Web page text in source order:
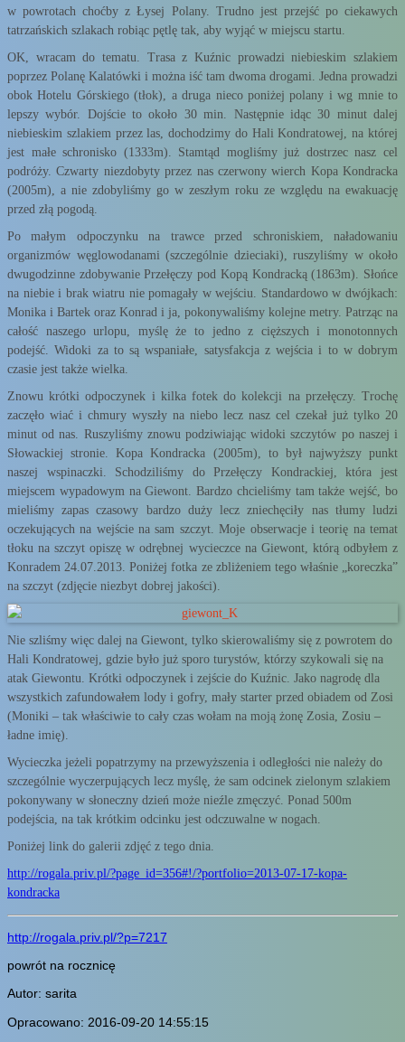
w powrotach choćby z Łysej Polany. Trudno jest przejść po ciekawych
tatrzańskich szlakach robiąc pętlę tak, aby wyjąć w miejscu startu.
OK, wracam do tematu. Trasa z Kuźnic prowadzi niebieskim szlakiem
poprzez Polanę Kalatówki i można iść tam dwoma drogami. Jedna prowadzi
obok Hotelu Górskiego (tłok), a druga nieco poniżej polany i wg mnie to
lepszy wybór. Dojście to około 30 min. Następnie idąc 30 minut dalej
niebieskim szlakiem przez las, dochodzimy do Hali Kondratowej, na której
jest małe schronisko (1333m). Stamtąd mogliśmy już dostrzec nasz cel
podróży. Czwarty niezdobyty przez nas czerwony wierch Kopa Kondracka
(2005m), a nie zdobyliśmy go w zeszłym roku ze względu na ewakuację
przed złą pogodą.
Po małym odpoczynku na trawce przed schroniskiem, naładowaniu
organizmów węglowodanami (szczególnie dzieciaki), ruszyliśmy w około
dwugodzinne zdobywanie Przełęczy pod Kopą Kondracką (1863m). Słońce
na niebie i brak wiatru nie pomagały w wejściu. Standardowo w dwójkach:
Monika i Bartek oraz Konrad i ja, pokonywaliśmy kolejne metry. Patrząc na
całość naszego urlopu, myślę że to jedno z cięższych i monotonnych
podejść. Widoki za to są wspaniałe, satysfakcja z wejścia i to w dobrym
czasie jest także wielka.
Znowu krótki odpoczynek i kilka fotek do kolekcji na przełęczy. Trochę
zaczęło wiać i chmury wyszły na niebo lecz nasz cel czekał już tylko 20
minut od nas. Ruszyliśmy znowu podziwiając widoki szczytów po naszej i
Słowackiej stronie. Kopa Kondracka (2005m), to był najwyższy punkt
naszej wspinaczki. Schodziliśmy do Przełęczy Kondrackiej, która jest
miejscem wypadowym na Giewont. Bardzo chcieliśmy tam także wejść, bo
mieliśmy zapas czasowy bardzo duży lecz zniechęciły nas tłumy ludzi
oczekujących na wejście na sam szczyt. Moje obserwacje i teorię na temat
tłoku na szczyt opiszę w odrębnej wycieczce na Giewont, którą odbyłem z
Konradem 24.07.2013. Poniżej fotka ze zbliżeniem tego właśnie „koreczka”
na szczyt (zdjęcie niezbyt dobrej jakości).
Nie szliśmy więc dalej na Giewont, tylko skierowaliśmy się z powrotem do
Hali Kondratowej, gdzie było już sporo turystów, którzy szykowali się na
atak Giewontu. Krótki odpoczynek i zejście do Kuźnic. Jako nagrodę dla
wszystkich zafundowałem lody i gofry, mały starter przed obiadem od Zosi
(Moniki – tak właściwie to cały czas wołam na moją żonę Zosia, Zosiu –
ładne imię).
Wycieczka jeżeli popatrzymy na przewyższenia i odległości nie należy do
szczególnie wyczerpujących lecz myślę, że sam odcinek zielonym szlakiem
pokonywany w słoneczny dzień może nieźle zmęczyć. Ponad 500m
podejścia, na tak krótkim odcinku jest odczuwalne w nogach.
Poniżej link do galerii zdjęć z tego dnia.
http://rogala.priv.pl/?page_id=356#!/?portfolio=2013-07-17-kopa-
kondracka
http://rogala.priv.pl/?p=7217
powrót na rocznicę
Autor: sarita
Opracowano: 2016-09-20 14:55:15